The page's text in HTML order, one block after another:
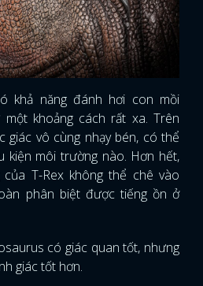
khả năng đánh hơi con mồi
khoảng cách rất xa. Trên
vô cùng nhạy bén, có thể
kiện môi trường nào. Hơn hết,
của T-Rex không thể chê vào
phân biệt được tiếng ồn ở
có giác quan tốt, nhưng
giác tốt hơn.